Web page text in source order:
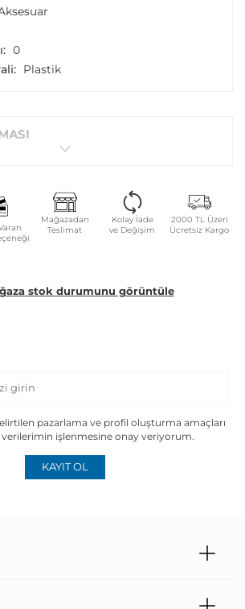
Mağazadan
Teslimat
Kolay İade
ve Değişim
2000 TL Üzeri
Ücretsiz Kargo
stok durumunu görüntüle
0
Plastik
pazarlama ve profil oluşturma amaçları
verilerimin işlenmesine onay veriyorum.
KAYIT OL